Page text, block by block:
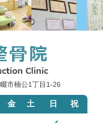
市楠公1丁目1‐26
金 土 日 祝